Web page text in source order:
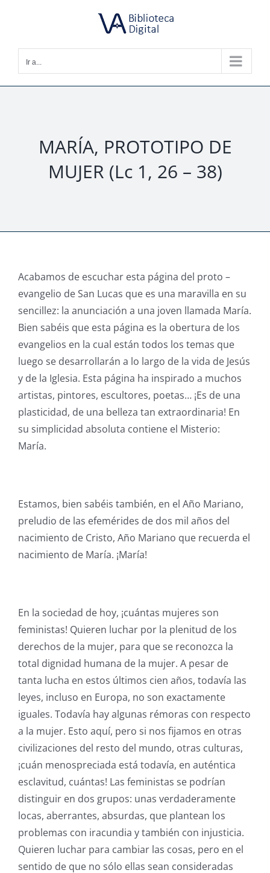
Ir a...
MARÍA, PROTOTIPO DE
MUJER (Lc 1, 26 – 38)
Acabamos de escuchar esta página del proto –
evangelio de San Lucas que es una maravilla en su
sencillez: la anunciación a una joven llamada María.
Bien sabéis que esta página es la obertura de los
evangelios en la cual están todos los temas que
luego se desarrollarán a lo largo de la vida de Jesús
y de la Iglesia. Esta página ha inspirado a muchos
artistas, pintores, escultores, poetas… ¡Es de una
plasticidad, de una belleza tan extraordinaria! En
su simplicidad absoluta contiene el Misterio:
María.
Estamos, bien sabéis también, en el Año Mariano,
preludio de las efemérides de dos mil años del
nacimiento de Cristo, Año Mariano que recuerda el
nacimiento de María. ¡María!
En la sociedad de hoy, ¡cuántas mujeres son
feministas! Quieren luchar por la plenitud de los
derechos de la mujer, para que se reconozca la
total dignidad humana de la mujer. A pesar de
tanta lucha en estos últimos cien años, todavía las
leyes, incluso en Europa, no son exactamente
iguales. Todavía hay algunas rémoras con respecto
a la mujer. Esto aquí, pero si nos fijamos en otras
civilizaciones del resto del mundo, otras culturas,
¡cuán menospreciada está todavía, en auténtica
esclavitud, cuántas! Las feministas se podrían
distinguir en dos grupos: unas verdaderamente
locas, aberrantes, absurdas, que plantean los
problemas con iracundia y también con injusticia.
Quieren luchar para cambiar las cosas, pero en el
sentido de que no sólo ellas sean consideradas